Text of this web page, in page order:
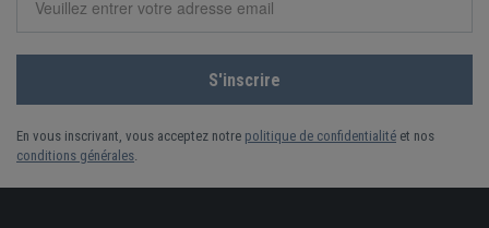
En vous inscrivant, vous acceptez notre politique de confidentialité et nos
conditions générales.